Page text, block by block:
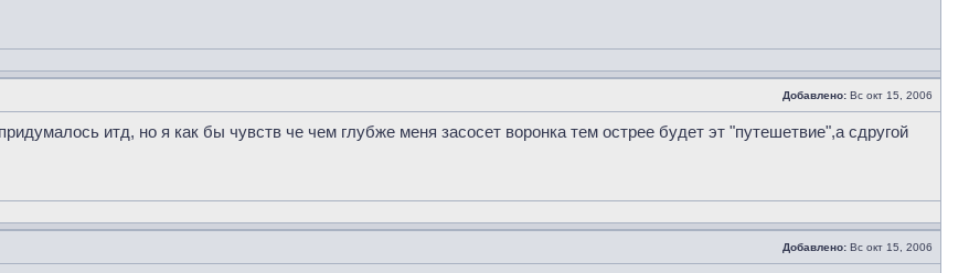
Добавлено: Вс окт 15, 2006
итд, но я как бы чувств че чем глубже меня засосет воронка тем острее будет эт "путешетвие",а сдругой
Добавлено: Вс окт 15, 2006